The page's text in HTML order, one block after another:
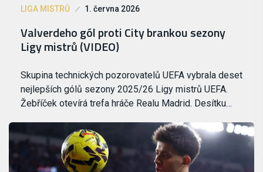
LIGA MISTRŮ 1. června 2026
Valverdeho gól proti City brankou sezony
Ligy mistrů (VIDEO)
Skupina technických pozorovatelů UEFA vybrala deset
nejlepších gólů sezony 2025/26 Ligy mistrů UEFA.
Žebříček otevírá trefa hráče Realu Madrid. Desítku…